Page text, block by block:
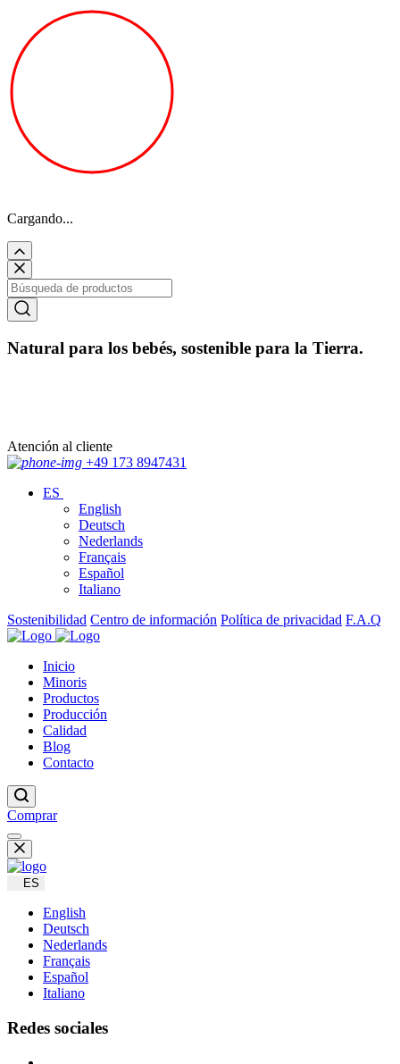
Cargando...
Natural para los bebés, sostenible para la Tierra.
Atención al cliente
+49 173 8947431
ES
English
Deutsch
Nederlands
Français
Español
Italiano
Sostenibilidad Centro de información Política de privacidad F.A.Q
Inicio
Minoris
Productos
Producción
Calidad
Blog
Contacto
Comprar
ES
English
Deutsch
Nederlands
Français
Español
Italiano
Redes sociales